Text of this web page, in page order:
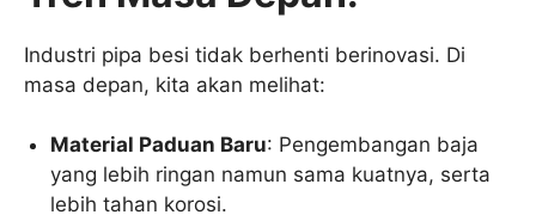
Industri pipa besi tidak berhenti berinovasi. Di
masa depan, kita akan melihat:
Material Paduan Baru: Pengembangan baja
yang lebih ringan namun sama kuatnya, serta
lebih tahan korosi.